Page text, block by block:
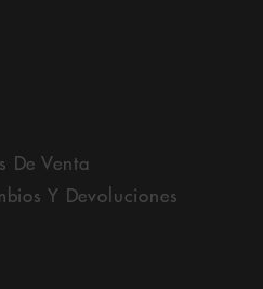
De Venta
Y Devoluciones